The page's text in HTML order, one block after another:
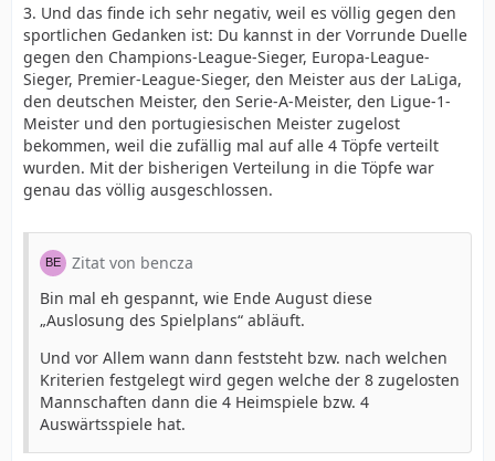
3. Und das finde ich sehr negativ, weil es völlig gegen den
sportlichen Gedanken ist: Du kannst in der Vorrunde Duelle
gegen den Champions-League-Sieger, Europa-League-
Sieger, Premier-League-Sieger, den Meister aus der LaLiga,
den deutschen Meister, den Serie-A-Meister, den Ligue-1-
Meister und den portugiesischen Meister zugelost
bekommen, weil die zufällig mal auf alle 4 Töpfe verteilt
wurden. Mit der bisherigen Verteilung in die Töpfe war
genau das völlig ausgeschlossen.
Zitat von bencza
Bin mal eh gespannt, wie Ende August diese
„Auslosung des Spielplans“ abläuft.
Und vor Allem wann dann feststeht bzw. nach welchen
Kriterien festgelegt wird gegen welche der 8 zugelosten
Mannschaften dann die 4 Heimspiele bzw. 4
Auswärtsspiele hat.